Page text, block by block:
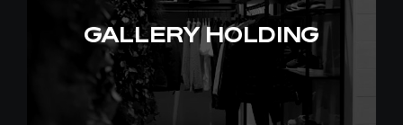
GALLERY HOLDING